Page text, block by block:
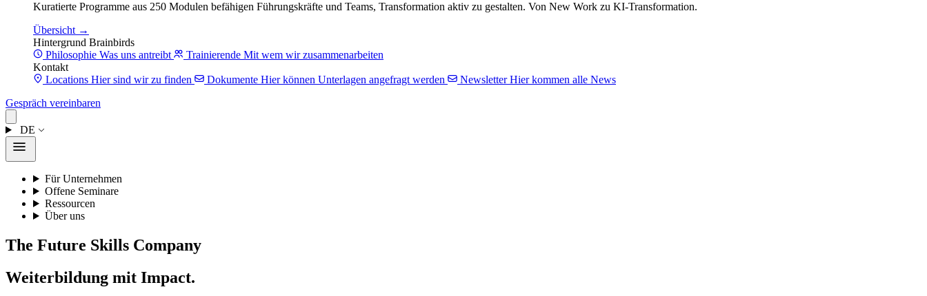
Kuratierte Programme aus 250 Modulen befähigen Führungskräfte und Teams, Transformation aktiv zu gestalten. Von New Work zu KI-Transformation.
Übersicht →
Hintergrund Brainbirds
Philosophie Was uns antreibt Trainierende Mit wem wir zusammenarbeiten
Kontakt
Locations Hier sind wir zu finden Dokumente Hier können Unterlagen angefragt werden Newsletter Hier kommen alle News
Gespräch vereinbaren
DE
Für Unternehmen
Offene Seminare
Ressourcen
Über uns
The Future Skills Company
Weiterbildung mit Impact.